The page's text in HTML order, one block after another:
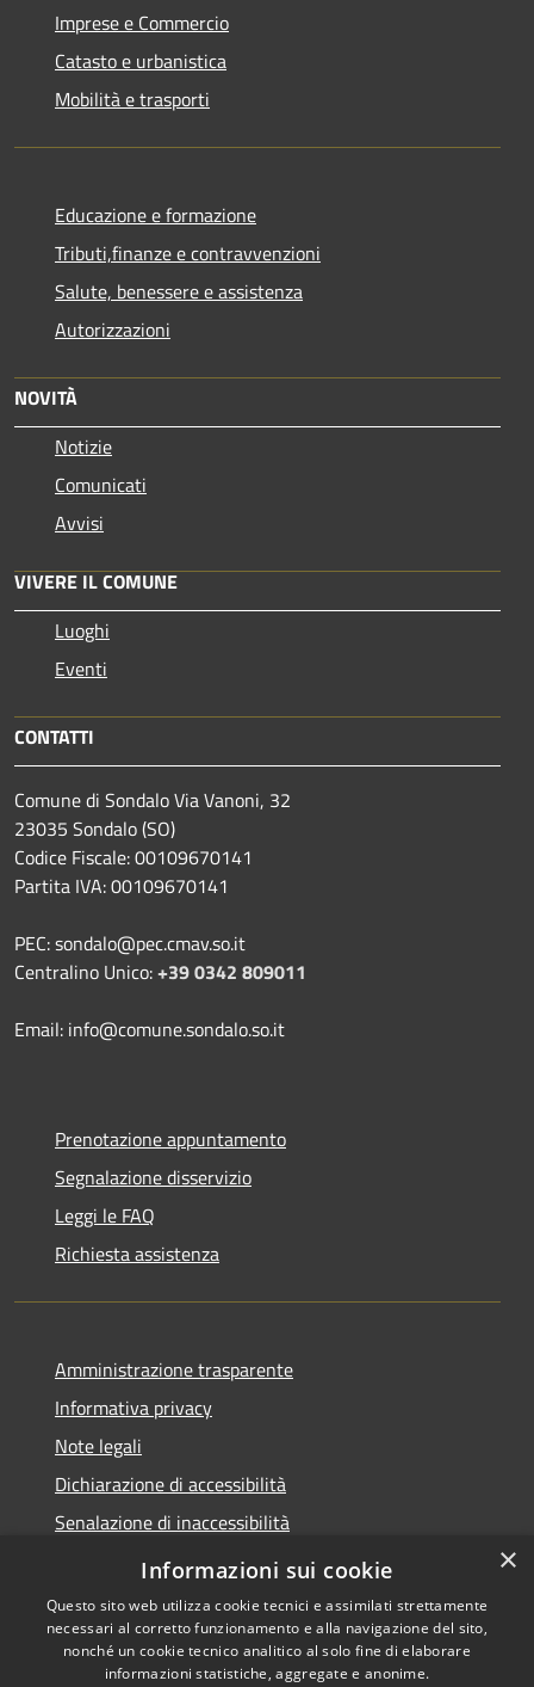
Imprese e Commercio
Catasto e urbanistica
Mobilità e trasporti
Educazione e formazione
Tributi,finanze e contravvenzioni
Salute, benessere e assistenza
Autorizzazioni
NOVITÀ
Notizie
Comunicati
Avvisi
VIVERE IL COMUNE
Luoghi
Eventi
CONTATTI
Comune di Sondalo Via Vanoni, 32
23035 Sondalo (SO)
Codice Fiscale: 00109670141
Partita IVA: 00109670141
PEC: sondalo@pec.cmav.so.it
Centralino Unico:+39 0342 809011
Email: info@comune.sondalo.so.it
Prenotazione appuntamento
Segnalazione disservizio
Leggi le FAQ
Richiesta assistenza
Amministrazione trasparente
Informativa privacy
Note legali
Dichiarazione di accessibilità
Senalazione di inaccessibilità
Whistleblowing segnalazione illeciti
Copyright © 2026 • Comune di
×
Informazioni sui cookie
Questo sito web utilizza cookie tecnici e assimilati strettamente
necessari al corretto funzionamento e alla navigazione del sito,
nonché un cookie tecnico analitico al solo fine di elaborare
informazioni statistiche, aggregate e anonime.